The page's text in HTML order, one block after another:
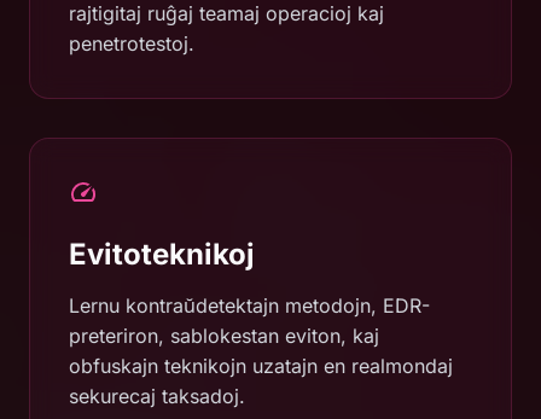
rajtigitaj ruĝaj teamaj operacioj kaj
penetrotestoj.
Evitoteknikoj
Lernu kontraŭdetektajn metodojn, EDR-
preteriron, sablokestan eviton, kaj
obfuskajn teknikojn uzatajn en realmondaj
sekurecaj taksadoj.